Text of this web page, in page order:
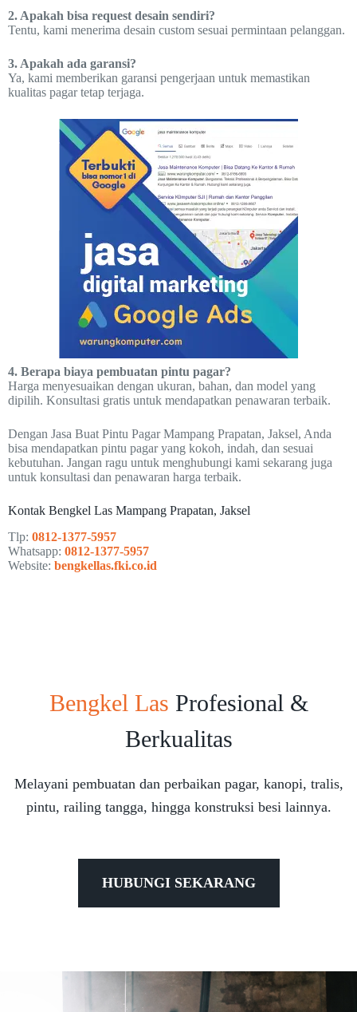
2. Apakah bisa request desain sendiri?
Tentu, kami menerima desain custom sesuai permintaan pelanggan.
3. Apakah ada garansi?
Ya, kami memberikan garansi pengerjaan untuk memastikan
kualitas pagar tetap terjaga.
4. Berapa biaya pembuatan pintu pagar?
Harga menyesuaikan dengan ukuran, bahan, dan model yang
dipilih. Konsultasi gratis untuk mendapatkan penawaran terbaik.
Dengan Jasa Buat Pintu Pagar Mampang Prapatan, Jaksel, Anda
bisa mendapatkan pintu pagar yang kokoh, indah, dan sesuai
kebutuhan. Jangan ragu untuk menghubungi kami sekarang juga
untuk konsultasi dan penawaran harga terbaik.
Kontak Bengkel Las Mampang Prapatan, Jaksel
Tlp: 0812-1377-5957
Whatsapp: 0812-1377-5957
Website: bengkellas.fki.co.id
Bengkel Las Profesional &
Berkualitas
Melayani pembuatan dan perbaikan pagar, kanopi, tralis,
pintu, railing tangga, hingga konstruksi besi lainnya.
HUBUNGI SEKARANG